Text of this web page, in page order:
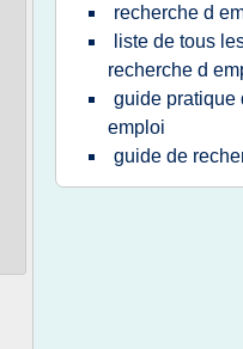
recherche d
liste de tous
recherche d
guide pratique
emploi
guide de